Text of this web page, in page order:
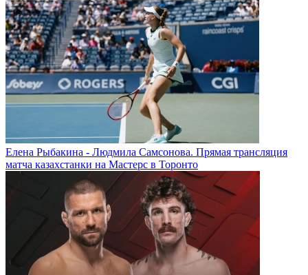
Елена Рыбакина - Людмила Самсонова. Прямая трансляция
матча казахстанки на Мастерс в Торонто